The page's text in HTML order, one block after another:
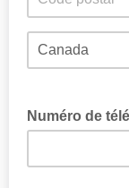
Numéro de